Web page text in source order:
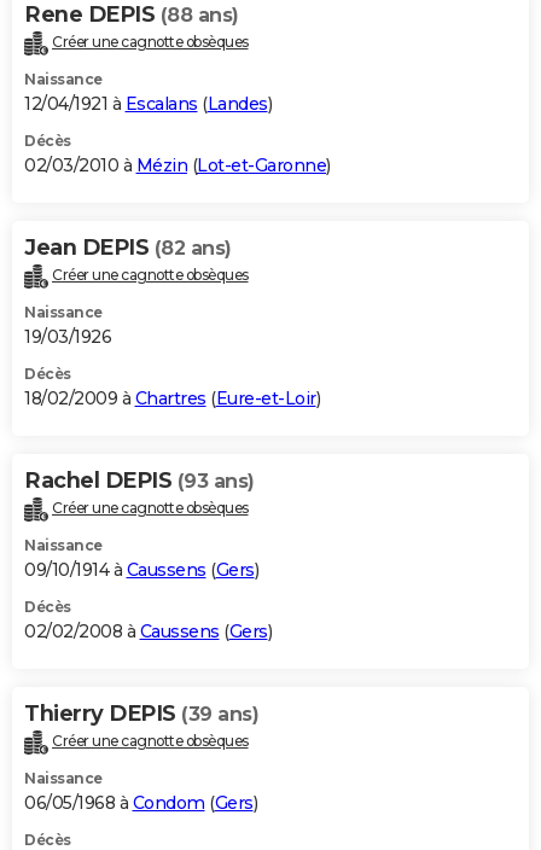
Rene DEPIS (88 ans)
Créer une cagnotte obsèques
Naissance
12/04/1921 à Escalans (Landes)
Décès
02/03/2010 à Mézin (Lot-et-Garonne)
Jean DEPIS (82 ans)
Créer une cagnotte obsèques
Naissance
19/03/1926
Décès
18/02/2009 à Chartres (Eure-et-Loir)
Rachel DEPIS (93 ans)
Créer une cagnotte obsèques
Naissance
09/10/1914 à Caussens (Gers)
Décès
02/02/2008 à Caussens (Gers)
Thierry DEPIS (39 ans)
Créer une cagnotte obsèques
Naissance
06/05/1968 à Condom (Gers)
Décès